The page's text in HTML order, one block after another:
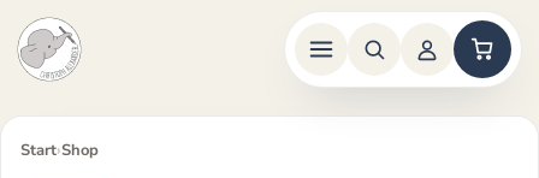
Inhalt
Start›Shop